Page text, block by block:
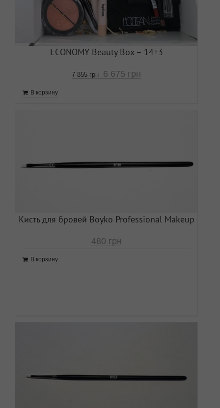
ECONOMY Beauty Box – 14+3
7 855грн 6 675 грн
В корзину
Кисть для бровей Boyko Professional Makeup
480 грн
В корзину